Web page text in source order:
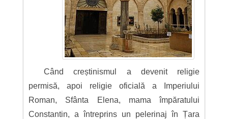
Când creștinismul a devenit religie
permisă, apoi religie oficială a Imperiului
Roman, Sfânta Elena, mama împăratului
Constantin, a întreprins un pelerinaj în Țara